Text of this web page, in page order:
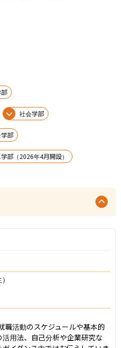
社会学部
部
部（2026年4月開設）
職活動のスケジュールや基本的
用法、自己分析や企業研究な